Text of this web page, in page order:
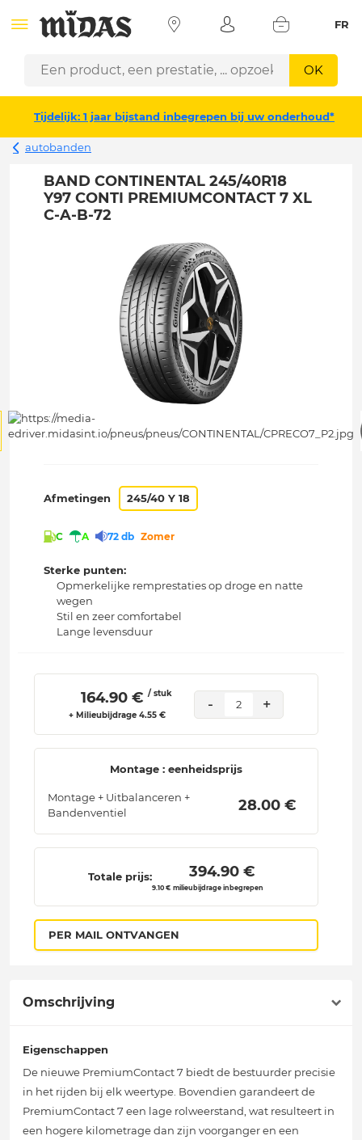
FR
OK
Tijdelijk: 1 jaar bijstand inbegrepen bij uw onderhoud*
autobanden
BAND CONTINENTAL 245/40R18
Y97 CONTI PREMIUMCONTACT 7 XL
C-A-B-72
Afmetingen 245/40 Y 18
C A 72 db Zomer
Sterke punten:
Opmerkelijke remprestaties op droge en natte
wegen
Stil en zeer comfortabel
Lange levensduur
164.90 € / stuk
+ Milieubijdrage 4.55 €
- 2 +
Montage : eenheidsprijs
Montage + Uitbalanceren +
Bandenventiel
28.00 €
Totale prijs: 394.90 €
9.10 € milieubijdrage inbegrepen
PER MAIL ONTVANGEN
Omschrijving
Eigenschappen
De nieuwe PremiumContact 7 biedt de bestuurder precisie
in het rijden bij elk weertype. Bovendien garandeert de
PremiumContact 7 een lage rolweerstand, wat resulteert in
een hogere kilometrage dan zijn voorganger en een